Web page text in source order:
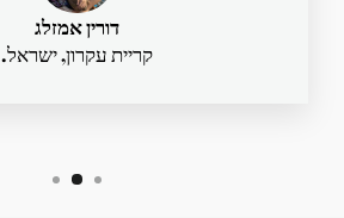
דורין אמזלג
קריית עקרון, ישראל.